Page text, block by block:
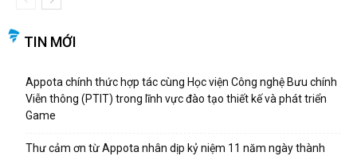
TIN MỚI
Appota chính thức hợp tác cùng Học viện Công nghệ Bưu chính
Viễn thông (PTIT) trong lĩnh vực đào tạo thiết kế và phát triển
Game
Thư cảm ơn từ Appota nhân dịp kỷ niệm 11 năm ngày thành